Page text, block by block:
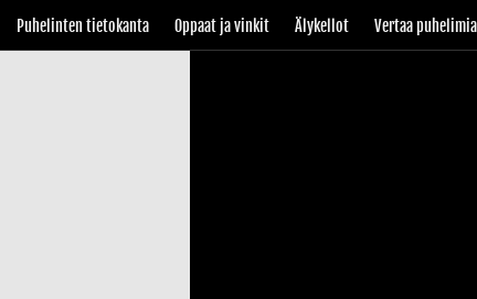
Puhelinten tietokanta Oppaat ja vinkit Älykellot Vertaa puhelimia